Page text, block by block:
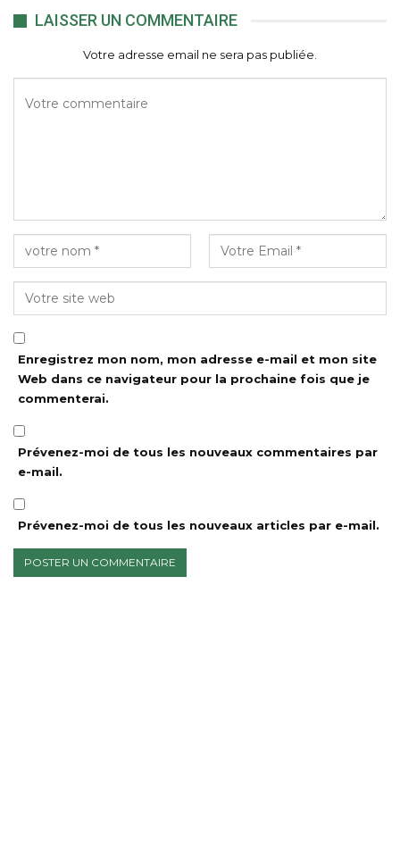
LAISSER UN COMMENTAIRE
Votre adresse email ne sera pas publiée.
Enregistrez mon nom, mon adresse e-mail et mon site
Web dans ce navigateur pour la prochaine fois que je
commenterai.
Prévenez-moi de tous les nouveaux commentaires par
e-mail.
Prévenez-moi de tous les nouveaux articles par e-mail.